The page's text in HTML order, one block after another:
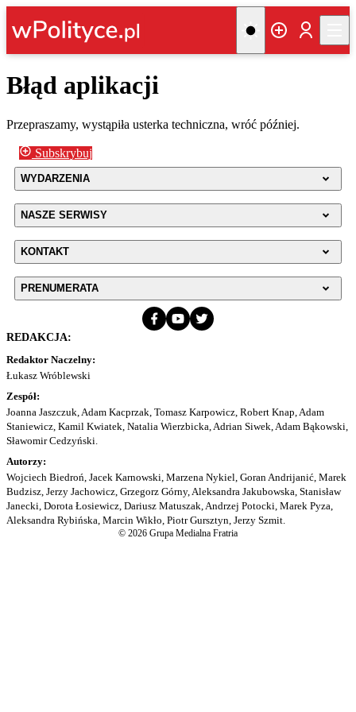
Błąd aplikacji
Przepraszamy, wystąpiła usterka techniczna, wróć później.
Subskrybuj
WYDARZENIA
NASZE SERWISY
KONTAKT
PRENUMERATA
REDAKCJA:
Redaktor Naczelny:
Łukasz Wróblewski
Zespół:
Joanna Jaszczuk, Adam Kacprzak, Tomasz Karpowicz, Robert Knap, Adam
Staniewicz, Kamil Kwiatek, Natalia Wierzbicka, Adrian Siwek, Adam Bąkowski,
Sławomir Cedzyński.
Autorzy:
Wojciech Biedroń, Jacek Karnowski, Marzena Nykiel, Goran Andrijanić, Marek
Budzisz, Jerzy Jachowicz, Grzegorz Górny, Aleksandra Jakubowska, Stanisław
Janecki, Dorota Łosiewicz, Dariusz Matuszak, Andrzej Potocki, Marek Pyza,
Aleksandra Rybińska, Marcin Wikło, Piotr Gursztyn, Jerzy Szmit.
© 2026 Grupa Medialna Fratria